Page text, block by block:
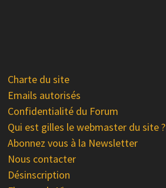
Charte du site
Emails autorisés
Confidentialité du Forum
Qui est gilles le webmaster du site ?
Abonnez vous à la Newsletter
Nous contacter
Désinscription